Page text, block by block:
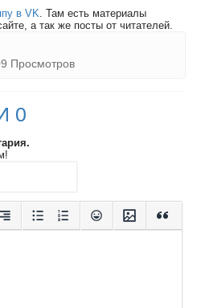
в VK . Там есть материалы
а так же посты от читателей.
Просмотров
0